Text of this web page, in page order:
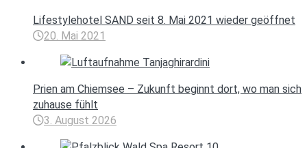
Lifestylehotel SAND seit 8. Mai 2021 wieder geöffnet
20. Mai 2021
Prien am Chiemsee – Zukunft beginnt dort, wo man sich
zuhause fühlt
3. August 2026